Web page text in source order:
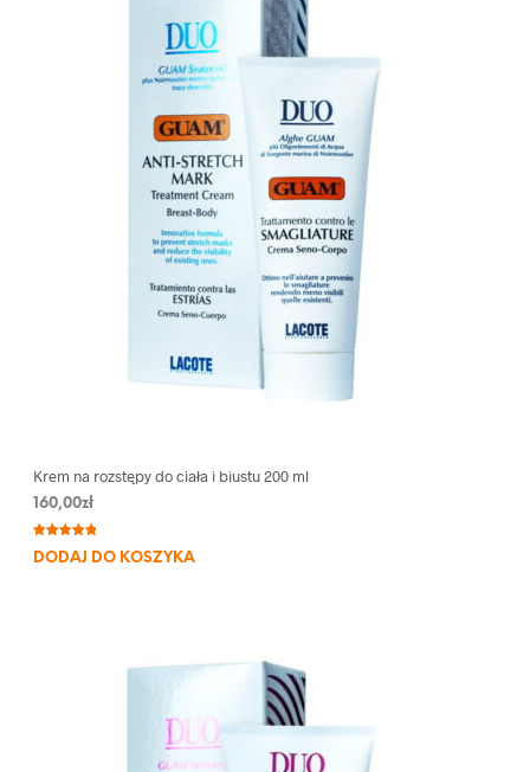
Krem na rozstępy do ciała i biustu 200 ml
160,00zł
5.00na 5
DODAJ DO KOSZYKA